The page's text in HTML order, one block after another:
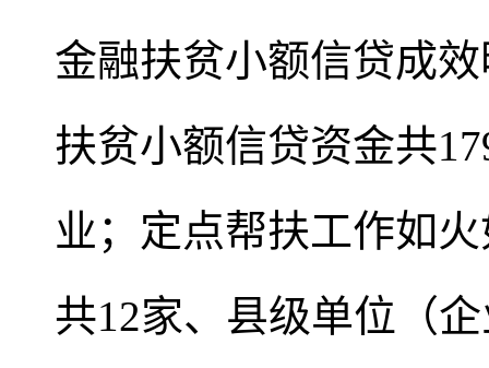
金融扶贫小额信贷成
扶贫小额信贷资金共
业；定点帮扶工作如
共12家、县级单位（